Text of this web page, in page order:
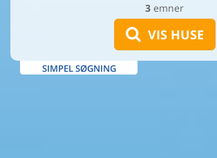
3 emner
VIS HUSE
SIMPEL SØGNING